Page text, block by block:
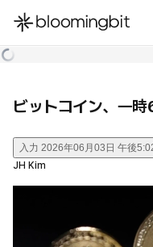
한국어
ビットコイン、一
入力 2026年06月03日 午後
JH Kim